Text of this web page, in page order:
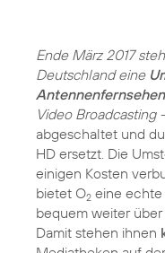
Ende März 2017
Deutschland eine
Video Broadcasting
abgeschaltet und
HD ersetzt. Die
einigen Kosten
bietet O2 eine echte
bequem weiter
Damit stehen ihnen